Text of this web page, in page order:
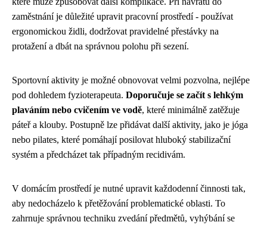
zaměstnání je důležité upravit pracovní prostředí - používat
ergonomickou židli, dodržovat pravidelné přestávky na
protažení a dbát na správnou polohu při sezení.
Sportovní aktivity je možné obnovovat velmi pozvolna, nejlépe
pod dohledem fyzioterapeuta. Doporučuje se začít s lehkým
plaváním nebo cvičením ve vodě, které minimálně zatěžuje
páteř a klouby. Postupně lze přidávat další aktivity, jako je jóga
nebo pilates, které pomáhají posilovat hluboký stabilizační
systém a předcházet tak případným recidivám.
V domácím prostředí je nutné upravit každodenní činnosti tak,
aby nedocházelo k přetěžování problematické oblasti. To
zahrnuje správnou techniku zvedání předmětů, vyhýbání se